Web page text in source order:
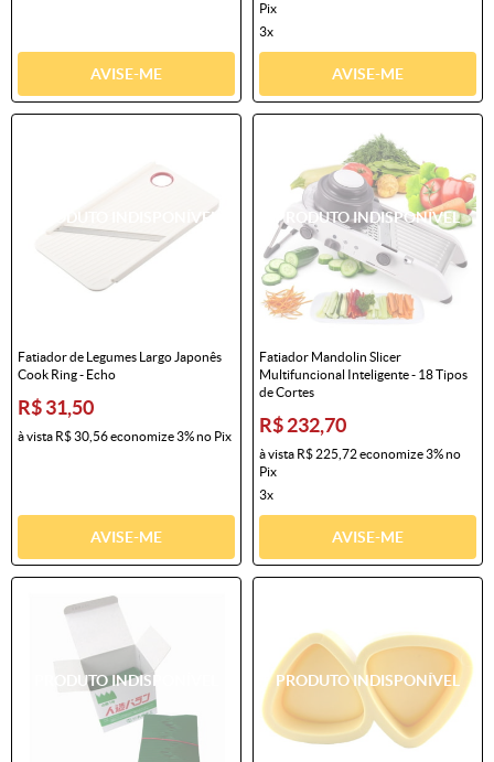
AVISE-ME
Pix
3x
AVISE-ME
Fatiador de Legumes Largo Japonês
Cook Ring - Echo
R$ 31,50
à vista R$ 30,56economize3%no Pix
AVISE-ME
Fatiador Mandolin Slicer
Multifuncional Inteligente - 18 Tipos
de Cortes
R$ 232,70
à vista R$ 225,72economize3%no
Pix
3x
AVISE-ME